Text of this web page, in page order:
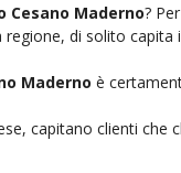
Cesano Maderno?
di solito
Maderno è
capitano clienti